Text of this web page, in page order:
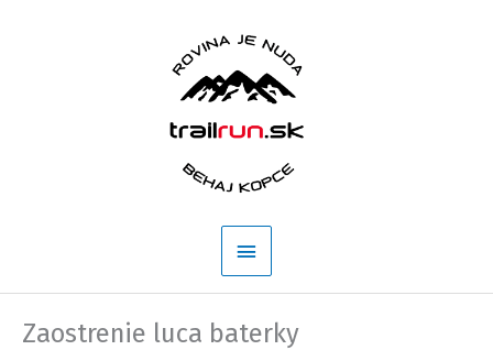
Hlavné
Menu
Zaostrenie luca baterky